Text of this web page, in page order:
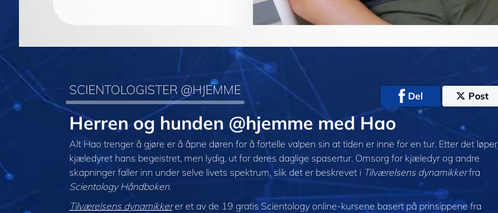
SCIENTOLOGISTER @HJEMME Del Post
Herren og hunden @hjemme med Hao
Alt Hao trenger å gjøre er å åpne døren for å fortelle valpen sin at tiden er inne for en tur. Etter det løper
kjæledyret hans begeistret, men lydig, ut for deres daglige spasertur. Omsorg for kjæledyr og andre
skapninger faller inn under selve livets spektrum, slik det er beskrevet i Tilværelsens dynamikkerfra
Scientology Håndboken.
Tilværelsens dynamikkerer et av de 19 gratis Scientology online-kursene basert på prinsippene fra